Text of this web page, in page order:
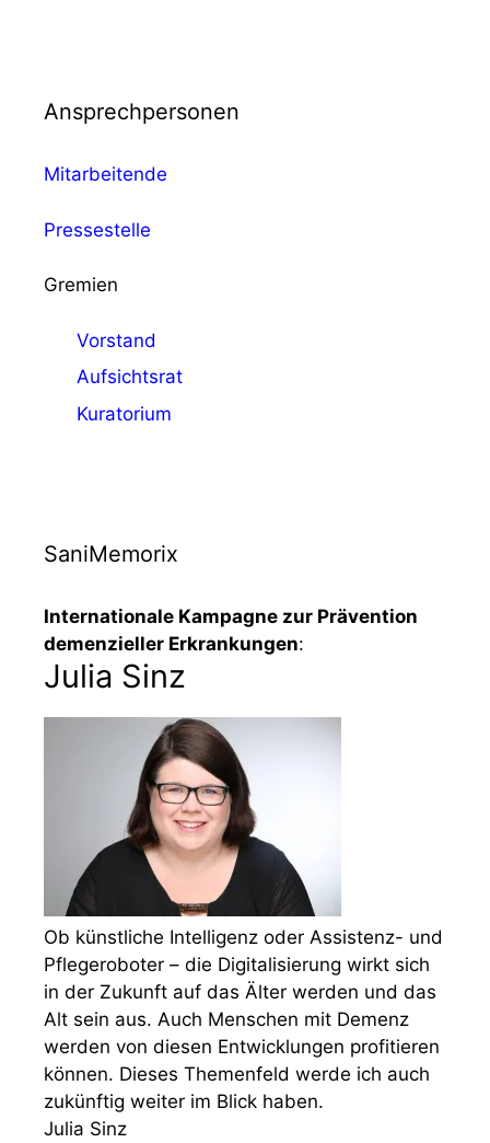
Ansprechpersonen
Mitarbeitende
Pressestelle
Gremien
Vorstand
Aufsichtsrat
Kuratorium
SaniMemorix
Internationale Kampagne zur Prävention
demenzieller Erkrankungen:
Julia Sinz
Ob künstliche Intelligenz oder Assistenz- und
Pflegeroboter – die Digitalisierung wirkt sich
in der Zukunft auf das Älter werden und das
Alt sein aus. Auch Menschen mit Demenz
werden von diesen Entwicklungen profitieren
können. Dieses Themenfeld werde ich auch
zukünftig weiter im Blick haben.
Julia Sinz